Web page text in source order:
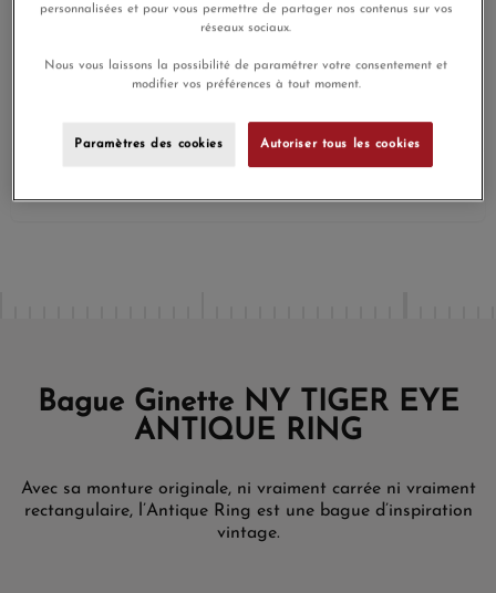
Satisfait ou
En achetant ce produit vous gagnerez25,35 €grâce à notre
Bague Ginette NY TIGER EYE
ANTIQUE RING
Avec sa monture originale, ni vraiment carrée ni vraiment
rectangulaire, l’Antique Ring est une bague d’inspiration
vintage.
personnalisées et pour vous permettre de partager nos contenus sur vos
réseaux sociaux.
Nous vous laissons la possibilité de paramétrer votre consentement et
modifier vos préférences à tout moment.
Paramètres des cookies Autoriser tous les cookies